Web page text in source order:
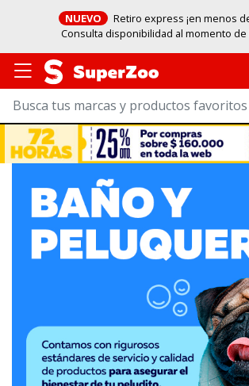
NUEVO
Retiro express ¡en menos
Consulta disponibilidad al momento de